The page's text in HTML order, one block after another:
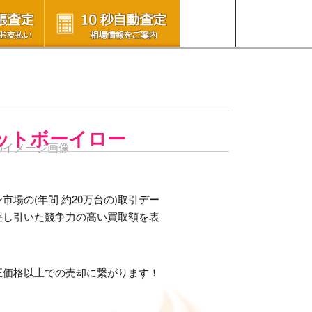
トボーイロー
場の(年間 約20万台の)取引デー
引いた競争力の高い買取額を表
格以上での売却に繋がります！